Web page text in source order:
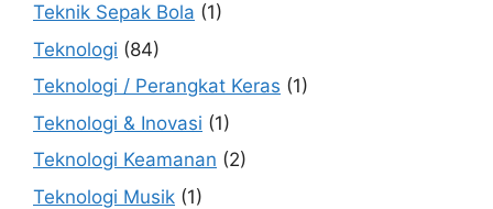
Teknik Sepak Bola (1)
Teknologi (84)
Teknologi / Perangkat Keras (1)
Teknologi & Inovasi (1)
Teknologi Keamanan (2)
Teknologi Musik (1)